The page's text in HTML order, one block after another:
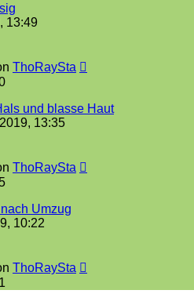
13:49
ThoRaySta
und blasse Haut
13:35
ThoRaySta
Umzug
10:22
ThoRaySta